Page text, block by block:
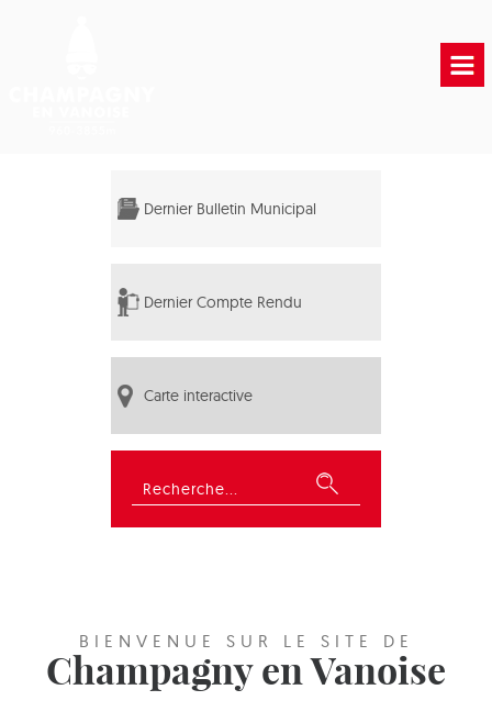
Dernier Bulletin Municipal
Dernier Compte Rendu
Carte interactive
Rechercher
BIENVENUE SUR LE SITE DE
Champagny en Vanoise